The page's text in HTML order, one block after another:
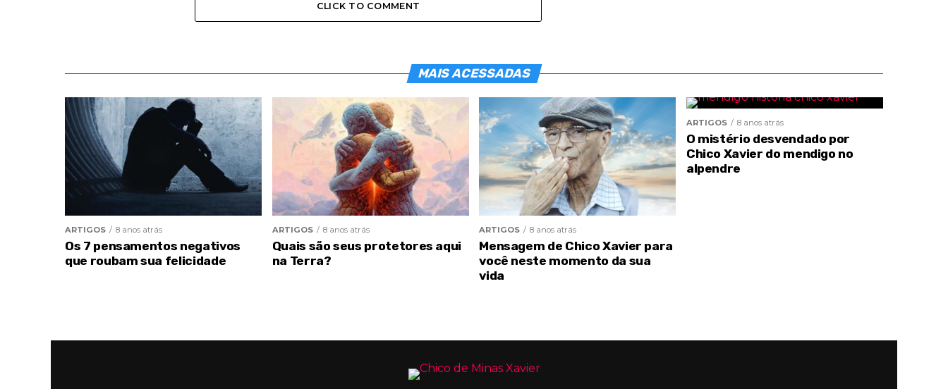
CLICK TO COMMENT
MAIS ACESSADAS
ARTIGOS 8 anos atrás
Os 7 pensamentos negativos
que roubam sua felicidade
ARTIGOS 8 anos atrás
Quais são seus protetores aqui
na Terra?
ARTIGOS 8 anos atrás
Mensagem de Chico Xavier para
você neste momento da sua
vida
ARTIGOS 8 anos atrás
O mistério desvendado por
Chico Xavier do mendigo no
alpendre